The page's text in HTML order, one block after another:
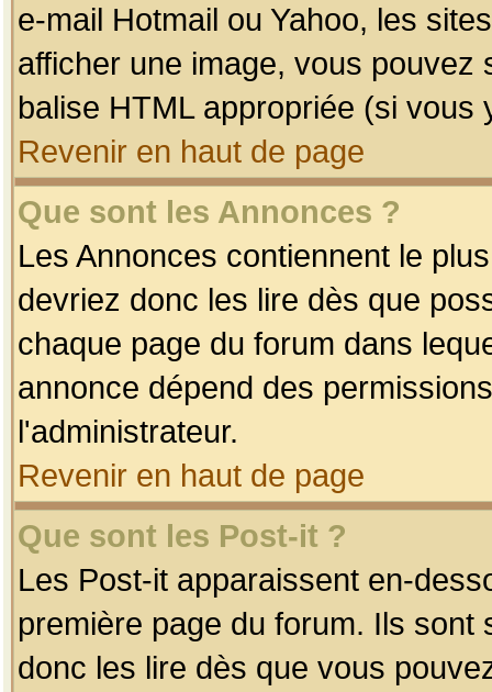
e-mail Hotmail ou Yahoo, les
afficher une image, vous pouvez
balise HTML appropriée (si vous
Revenir en haut de page
Que sont les Annonces ?
Les Annonces contiennent le
devriez donc les lire dès que
chaque page du forum dans
annonce dépend des
l'administrateur.
Revenir en haut de page
Que sont les Post-it ?
Les Post-it apparaissent en-
première page du forum. Ils
donc les lire dès que vous